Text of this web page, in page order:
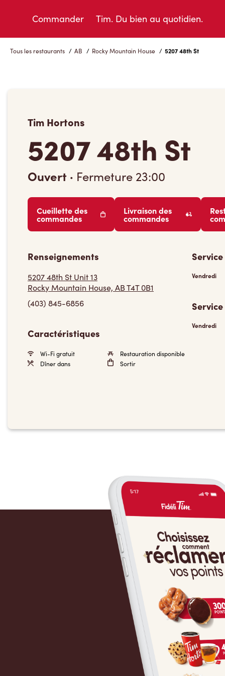
Commander Tim. Du bien au quotidien.
Tous les restaurants / AB / Rocky Mountain House / 5207 48th St
Tim Hortons
5207 48th St
Ouvert · Fermeture 23:00
Cueillette des
commandes
Livraison des
commandes
Renseignements
5207 48th St Unit 13
Rocky Mountain House, AB T4T 0B1
(403) 845-6856
Caractéristiques
Wi-Fi gratuit
Restauration disponible
Dîner dans
Sortir
Vendredi
Vendredi